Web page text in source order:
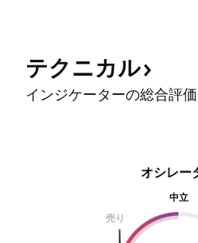
テクニカル
インジケーターの総合評
オシレー
中立
売り